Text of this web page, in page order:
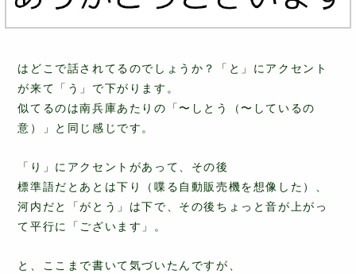
はどこで話されてるのでしょうか？「と」にアクセント
が来て「う」で下がります。
似てるのは南兵庫あたりの「〜しとう（〜しているの
意）」と同じ感じです。
「り」にアクセントがあって、その後
標準語だとあとは下り（喋る自動販売機を想像した）、
河内だと「がとう」は下で、その後ちょっと音が上がっ
て平行に「ございます」。
と、ここまで書いて気づいたんですが、